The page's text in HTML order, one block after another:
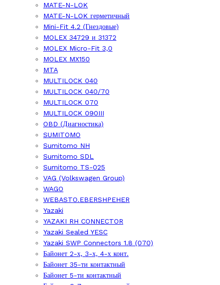
MATE-N-LOK
MATE-N-LOK герметичный
Mini-Fit 4.2 (Гнездовые)
MOLEX 34729 и 31372
MOLEX Micro-Fit 3,0
MOLEX MX150
MTA
MULTILOCK 040
MULTILOCK 040/70
MULTILOCK 070
MULTILOCK 090III
OBD (Диагностика)
SUMITOMO
Sumitomo NH
Sumitomo SDL
Sumitomo TS-025
VAG (Volkswagen Group)
WAGO
WEBASTO.EBERSHPEHER
Yazaki
YAZAKI RH CONNECTOR
Yazaki Sealed YESC
Yazaki SWP Connectors 1.8 (070)
Байонет 2-х, 3-х, 4-х конт.
Байонет 35-ти контактный
Байонет 5-ти контактный